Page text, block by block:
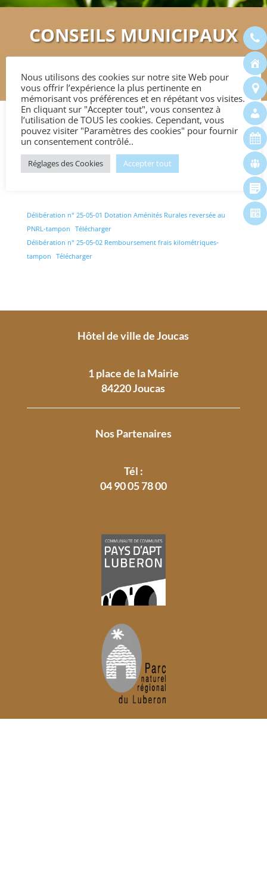
CONSEILS MUNICIPAUX
PUBLICATION
Conseil Municipal du
02.06.2025
Délibération n° 25-05-01 Dotation Aménités Rurales reversée au
PNRL-tampon
Télécharger
Délibération n° 25-05-02 Remboursement frais kilométriques-
tampon
Télécharger
Hôtel de ville de Joucas
1 place de la Mairie
84220 Joucas
Nos Partenaires
Tél :
04 90 05 78 00
Nous utilisons des cookies sur notre site Web pour
vous offrir l’expérience la plus pertinente en
mémorisant vos préférences et en répétant vos visites.
En cliquant sur "Accepter tout", vous consentez à
l’utilisation de TOUS les cookies. Cependant, vous
pouvez visiter "Paramètres des cookies" pour fournir
un consentement contrôlé..
Réglages des Cookies Accepter tout